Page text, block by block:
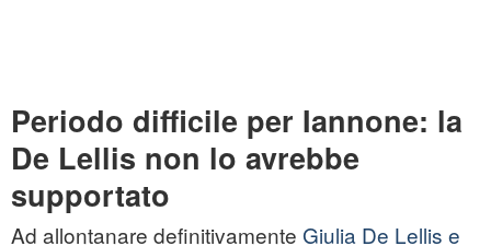
Periodo difficile per Iannone: la
De Lellis non lo avrebbe
supportato
Ad allontanare definitivamente Giulia De Lellis e